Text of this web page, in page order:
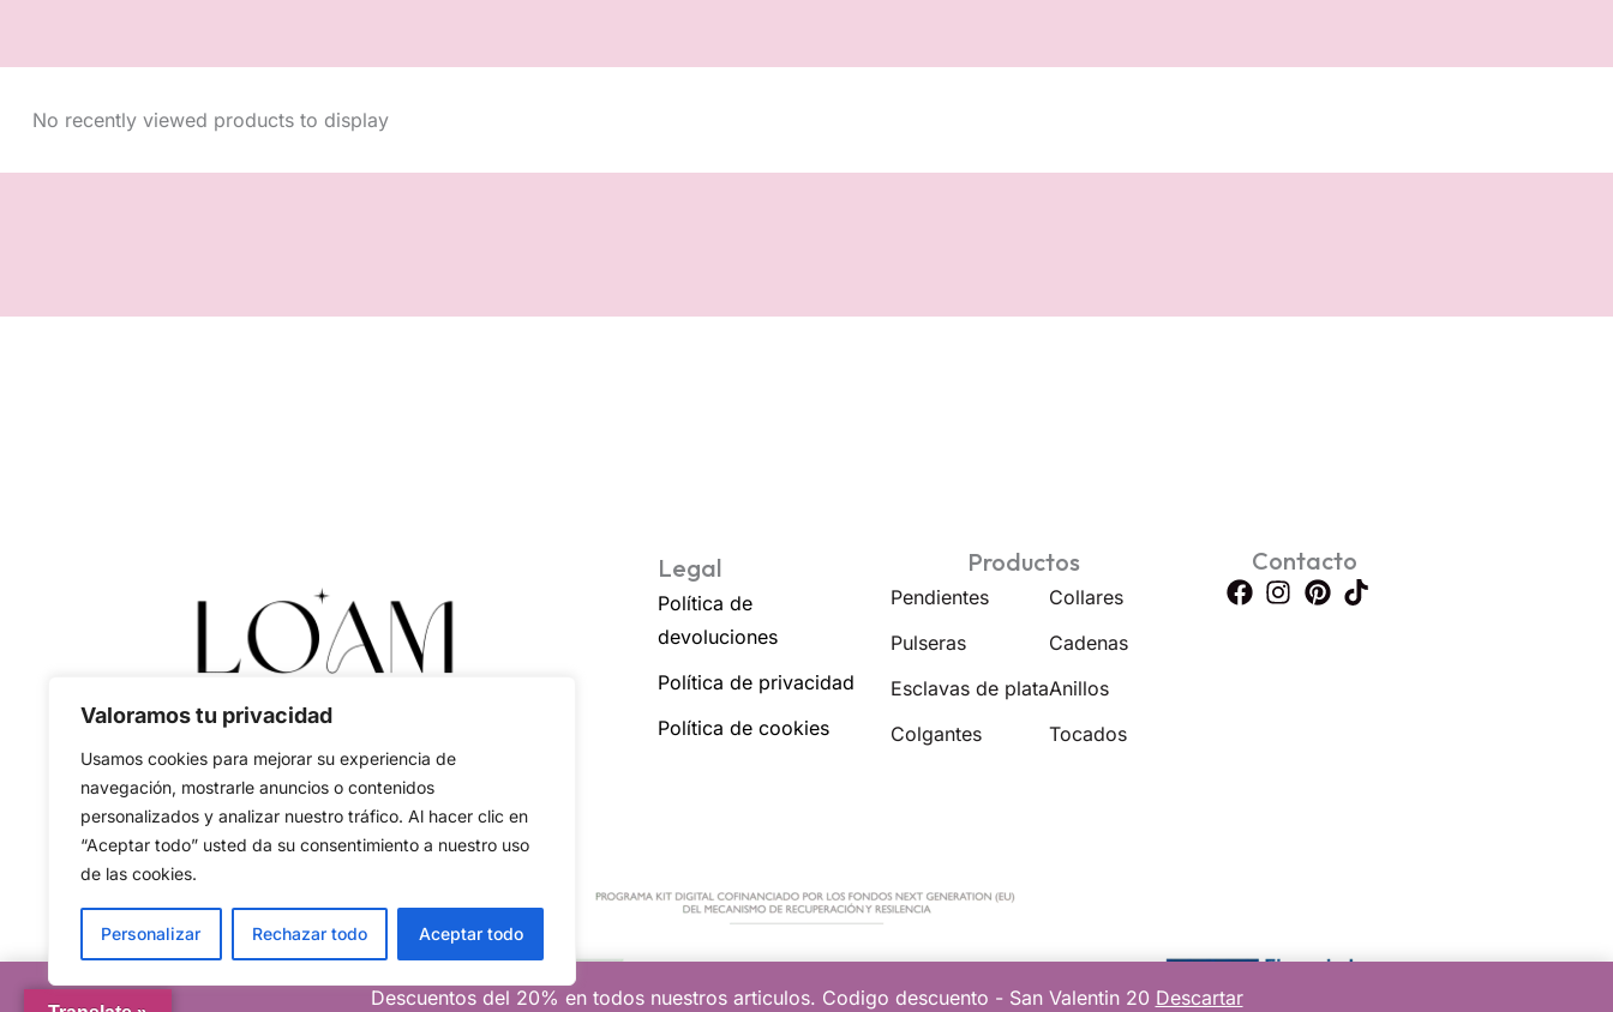
Valoramos tu privacidad
Usamos cookies para mejorar su experiencia de
navegación, mostrarle anuncios o contenidos
personalizados y analizar nuestro tráfico. Al hacer clic en
“Aceptar todo” usted da su consentimiento a nuestro uso
de las cookies.
Personalizar Rechazar todo Aceptar todo
Descuentos del 20% en todos nuestros articulos. Codigo descuento - San Valentin 20 Descartar
No recently viewed products to display
Legal
Política de
devoluciones
Política de privacidad
Política de cookies
Productos
Pendientes
Pulseras
Esclavas de plata
Colgantes
Collares
Cadenas
Anillos
Tocados
Contacto